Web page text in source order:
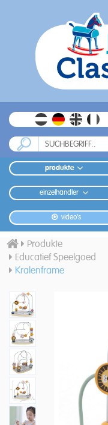
produkte
einzelhändler
video's
Produkte
Educatief Speelgoed
Kralenframe